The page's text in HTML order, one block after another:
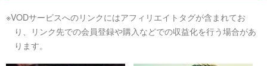
※VODサービスへのリンクにはアフィリエイトタグが含まれてお
り、リンク先での会員登録や購入などでの収益化を行う場合があ
ります。